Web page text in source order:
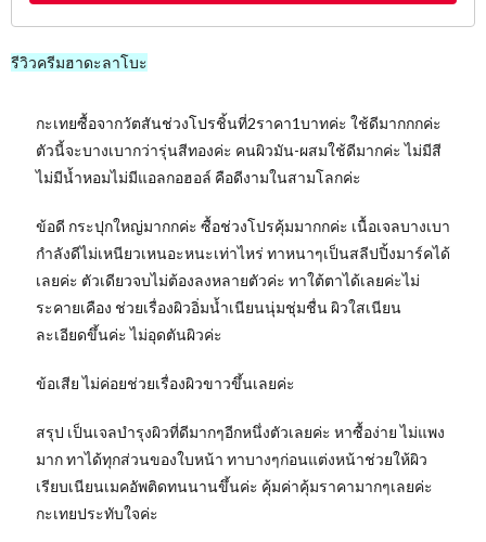
รีวิวครีมฮาดะลาโบะ
กะเทยซื้อจากวัตสันช่วงโปรชิ้นที่2ราคา1บาทค่ะ ใช้ดีมากกกค่ะ
ตัวนี้จะบางเบากว่ารุ่นสีทองค่ะ คนผิวมัน-ผสมใช้ดีมากค่ะ ไม่มีสี
ไม่มีน้ำหอมไม่มีแอลกอฮอล์ คือดีงามในสามโลกค่ะ
ข้อดี กระปุกใหญ่มากกค่ะ ซื้อช่วงโปรคุ้มมากกค่ะ เนื้อเจลบางเบา
กำลังดีไม่เหนียวเหนอะหนะเท่าไหร่ ทาหนาๆเป็นสลีปปิ้งมาร์คได้
เลยค่ะ ตัวเดียวจบไม่ต้องลงหลายตัวค่ะ ทาใต้ตาได้เลยค่ะไม่
ระคายเคือง ช่วยเรื่องผิวอิ่มน้ำเนียนนุ่มชุ่มชื่น ผิวใสเนียน
ละเอียดขึ้นค่ะ ไม่อุดตันผิวค่ะ
ข้อเสีย ไม่ค่อยช่วยเรื่องผิวขาวขึ้นเลยค่ะ
สรุป เป็นเจลบำรุงผิวที่ดีมากๆอีกหนึ่งตัวเลยค่ะ หาซื้อง่าย ไม่แพง
มาก ทาได้ทุกส่วนของใบหน้า ทาบางๆก่อนแต่งหน้าช่วยให้ผิว
เรียบเนียนเมคอัพติดทนนานขึ้นค่ะ คุ้มค่าคุ้มราคามากๆเลยค่ะ
กะเทยประทับใจค่ะ